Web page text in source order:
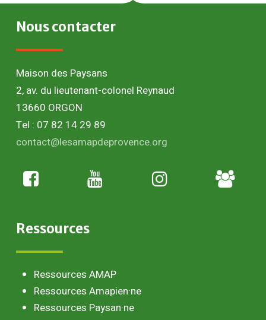
Nouscontacter
Maison des Paysans
2, av. du lieutenant-colonel Reynaud
13660 ORGON
Tel : 07 82 14 29 89
contact@lesamapdeprovence.org
Adhésion
paysan
Ressources
Ressources AMAP
Ressources Amapien·ne
Ressources Paysan·ne